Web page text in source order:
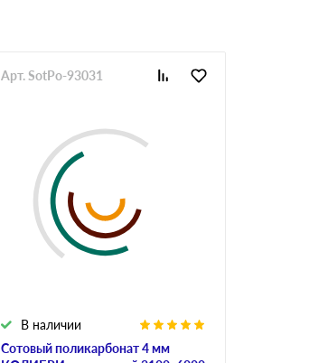
Сотовый поликарбонат 4 мм
В наличии
Арт. SotPo-93031